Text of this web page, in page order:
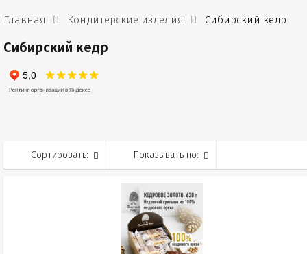
Главная Кондитерские изделия Сибирский кедр
Сибирский кедр
Сортировать: Показывать по: